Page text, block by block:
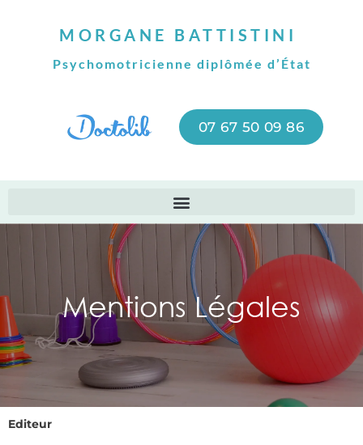
MORGANE BATTISTINI
Psychomotricienne diplômée d’État
07 67 50 09 86
Mentions Légales
Editeur